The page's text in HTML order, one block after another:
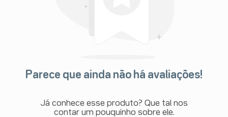
Parece que ainda não há avaliações!
Já conhece esse produto? Que tal nos
contar um pouquinho sobre ele.